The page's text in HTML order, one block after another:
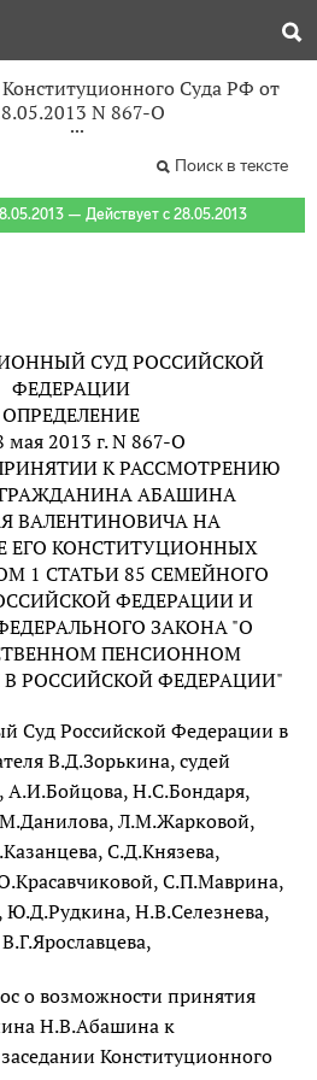
Суда РФ от
N 867-О
Поиск в тексте
— Действует с 28.05.2013
СУД РОССИЙСКОЙ
ФЕДЕРАЦИИ
ОПРЕДЕЛЕНИЕ
мая 2013 г. N 867-О
К РАССМОТРЕНИЮ
АБАШИНА
ВАЛЕНТИНОВИЧА НА
ЕГО КОНСТИТУЦИОННЫХ
1 СТАТЬИ 85 СЕМЕЙНОГО
ФЕДЕРАЦИИ И
ЗАКОНА "О
ПЕНСИОННОМ
РОССИЙСКОЙ ФЕДЕРАЦИИ"
Суд Российской Федерации в
В.Д.Зорькина, судей
А.И.Бойцова, Н.С.Бондаря,
Л.М.Жарковой,
С.Д.Князева,
С.П.Маврина,
Н.В.Селезнева,
о возможности принятия
Н.В.Абашина к
Конституционного